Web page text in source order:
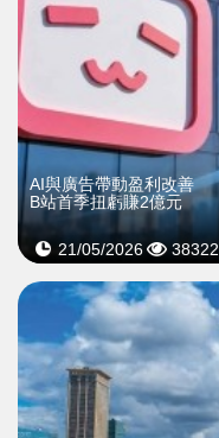
AI與廣告帶動盈利改善
B站首季扭虧賺2億元
21/05/2026 38322